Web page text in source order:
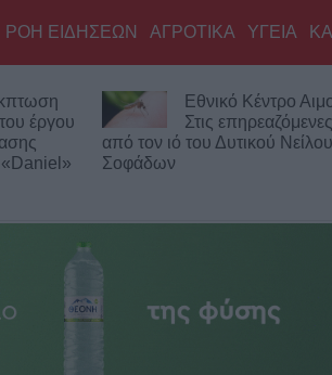
ΡΟΗ ΕΙΔΗΣΕΩΝ ΑΓΡΟΤΙΚΑ ΥΓΕΙΑ
έργου
Εθνικό Κέντρο
Στις
από τον ιό του Δυτικού
Σοφάδων